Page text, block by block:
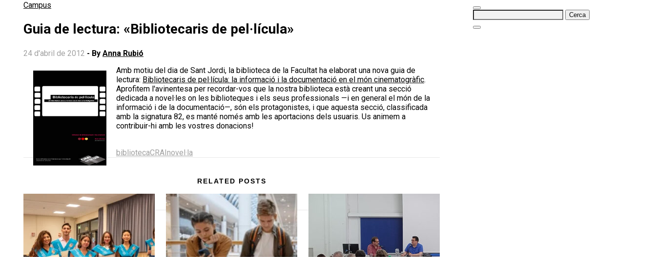
Cerca:
Campus
Guia de lectura: «Bibliotecaris de pel·lícula»
24 d'abril de 2012 - By Anna Rubió
Amb motiu del dia de Sant Jordi, la biblioteca de la Facultat ha elaborat una nova guia de
lectura: Bibliotecaris de pel·lícula: la informació i la documentació en el món cinematogràfic.
Aprofitem l'avinentesa per recordar-vos que la nostra biblioteca està creant una secció
dedicada a novel·les on les biblioteques i els seus professionals —i en general el món de la
informació i de la documentació—, són els protagonistes, i que aquesta secció, classificada
amb la signatura 82, es manté només amb les aportacions dels usuaris. Us animem a
contribuir-hi amb les vostres donacions!
on
on
on
bibliotecaCRAI novel·la
RELATED POSTS